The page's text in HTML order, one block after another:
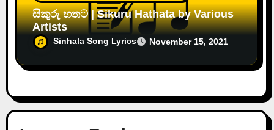
සිකුරු හතට | Sikuru Hathata by Various
Artists
Sinhala Song Lyrics November 15, 2021